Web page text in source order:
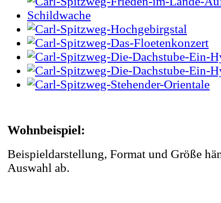
Wohnbeispiel:
Beispieldarstellung, Format und Größe
Auswahl ab.